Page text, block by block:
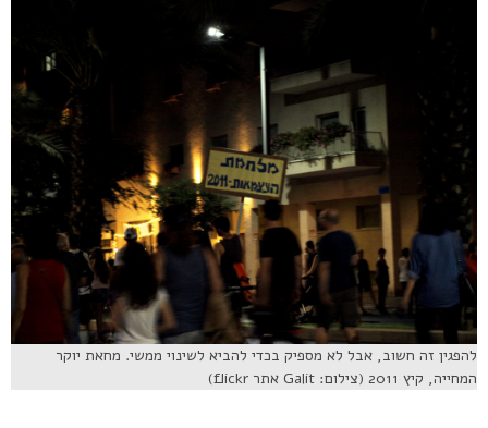
להפגין זה חשוב, אבל לא מספיק בכדי להביא לשינוי ממשי. מחאת יוקר
המחייה, קיץ 2011 (צילום: Galit אתר flickr)